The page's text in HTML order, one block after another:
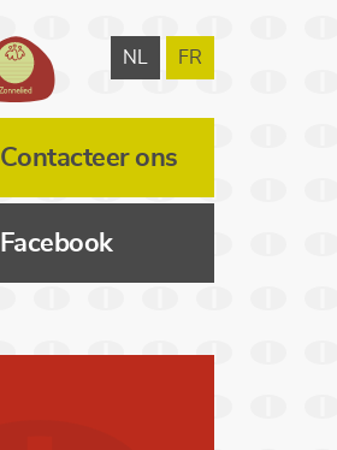
NL FR
Contacteer ons
Facebook